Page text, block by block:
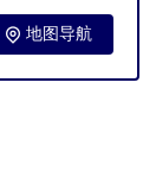
地图导航